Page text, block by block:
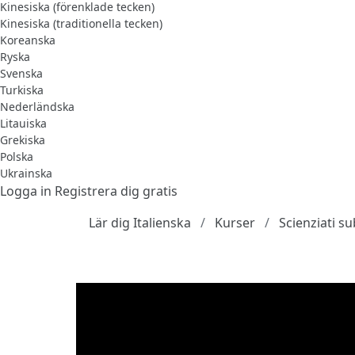
Kinesiska (förenklade tecken)
Kinesiska (traditionella tecken)
Koreanska
Ryska
Svenska
Turkiska
Nederländska
Litauiska
Grekiska
Polska
Ukrainska
Logga in Registrera dig gratis
Lär dig Italienska
Kurser Scienziati